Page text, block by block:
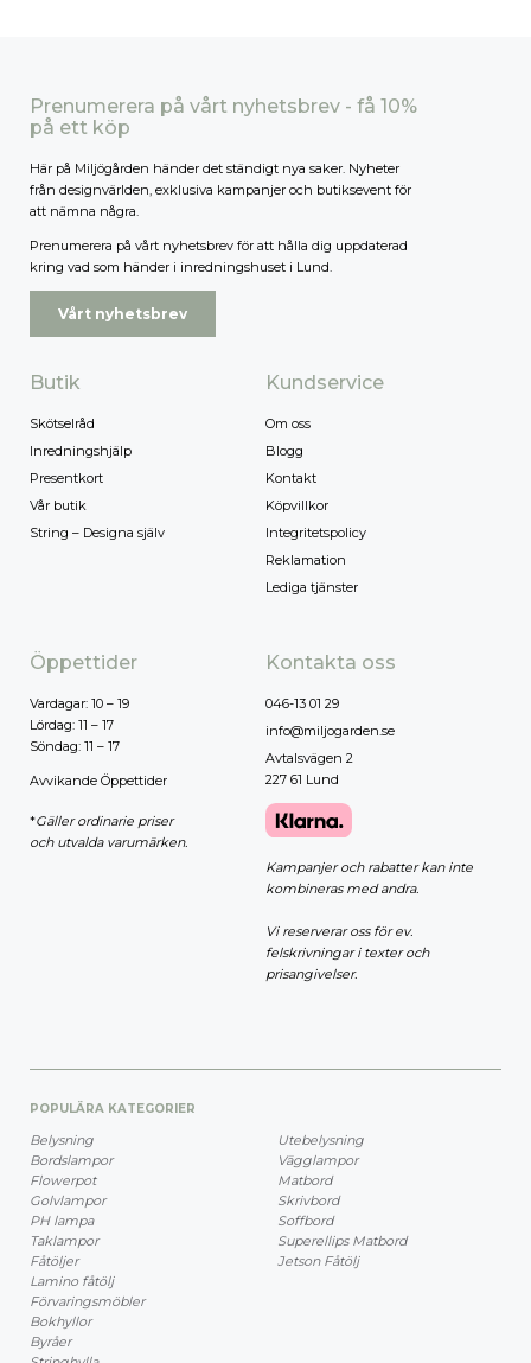
Prenumerera på vårt nyhetsbrev - få 10%
på ett köp
Här på Miljögården händer det ständigt nya saker. Nyheter
från designvärlden, exklusiva kampanjer och butiksevent för
att nämna några.
Prenumerera på vårt nyhetsbrev för att hålla dig uppdaterad
kring vad som händer i inredningshuset i Lund.
Vårt nyhetsbrev
Butik
Skötselråd
Inredningshjälp
Presentkort
Vår butik
String – Designa själv
Kundservice
Om oss
Blogg
Kontakt
Köpvillkor
Integritetspolicy
Reklamation
Lediga tjänster
Öppettider
Vardagar: 10 – 19
Lördag: 11 – 17
Söndag: 11 – 17
Avvikande Öppettider
*Gäller ordinarie priser
och utvalda varumärken.
Kontakta oss
046-13 01 29
info@miljogarden.se
Avtalsvägen 2
227 61 Lund
Kampanjer och rabatter kan inte
kombineras med andra.
Vi reserverar oss för ev.
felskrivningar i texter och
prisangivelser.
POPULÄRA KATEGORIER
Belysning
Bordslampor
Flowerpot
Golvlampor
PH lampa
Taklampor
Fåtöljer
Lamino fåtölj
Förvaringsmöbler
Bokhyllor
Byråer
Utebelysning
Vägglampor
Matbord
Skrivbord
Soffbord
Superellips Matbord
Jetson Fåtölj